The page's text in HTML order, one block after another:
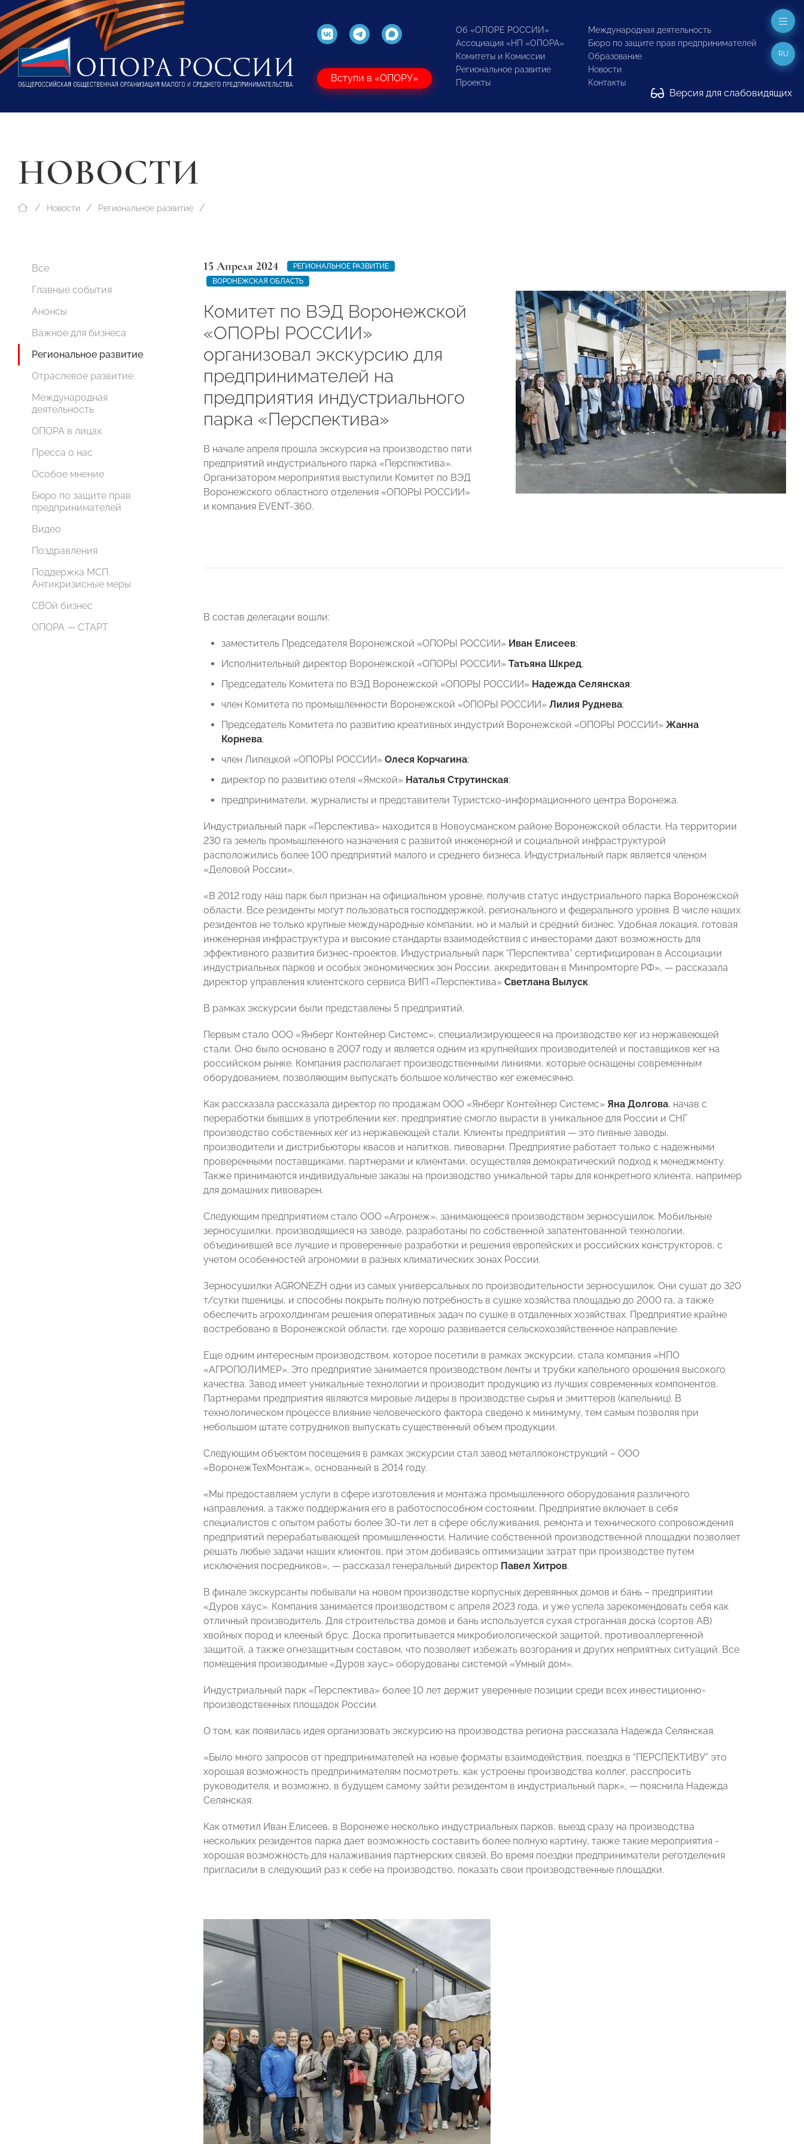
Вступи в «ОПОРУ»
Об «ОПОРЕ РОССИИ»
Ассоциация «НП «ОПОРА»
Комитеты и Комиссии
Региональное развитие
Проекты
Международная деятельность
Бюро по защите прав предпринимателей
Образование
Новости
Контакты
Версия для слабовидящих
RU
НОВОСТИ
Новости Региональное развитие
Все
Главные события
Анонсы
Важное для бизнеса
Региональное развитие
Отраслевое развитие
Международная
деятельность
ОПОРА в лицах
Пресса о нас
Особое мнение
Бюро по защите прав
предпринимателей
Видео
Поздравления
Поддержка МСП.
Антикризисные меры
СВОй бизнес
ОПОРА — СТАРТ
15 Апреля 2024
РЕГИОНАЛЬНОЕ РАЗВИТИЕ
ВОРОНЕЖСКАЯ ОБЛАСТЬ
Комитет по ВЭД Воронежской
«ОПОРЫ РОССИИ»
организовал экскурсию для
предпринимателей на
предприятия индустриального
парка «Перспектива»
В начале апреля прошла экскурсия на производство пяти
предприятий индустриального парка «Перспектива».
Организатором мероприятия выступили Комитет по ВЭД
Воронежского областного отделения «ОПОРЫ РОССИИ»
и компания EVENT-360.
В состав делегации вошли:
заместитель Председателя Воронежской «ОПОРЫ РОССИИ» Иван Елисеев;
Исполнительный директор Воронежской «ОПОРЫ РОССИИ» Татьяна Шкред;
Председатель Комитета по ВЭД Воронежской «ОПОРЫ РОССИИ» Надежда Селянская;
член Комитета по промышленности Воронежской «ОПОРЫ РОССИИ» Лилия Руднева;
Председатель Комитета по развитию креативных индустрий Воронежской «ОПОРЫ РОССИИ» Жанна
Корнева;
член Липецкой «ОПОРЫ РОССИИ» Олеся Корчагина;
директор по развитию отеля «Ямской» Наталья Струтинская;
предприниматели, журналисты и представители Туристско-информационного центра Воронежа.
Индустриальный парк «Перспектива» находится в Новоусманском районе Воронежской области. На территории
230 га земель промышленного назначения с развитой инженерной и социальной инфраструктурой
расположились более 100 предприятий малого и среднего бизнеса. Индустриальный парк является членом
«Деловой России».
«В 2012 году наш парк был признан на официальном уровне, получив статус индустриального парка Воронежской
области. Все резиденты могут пользоваться господдержкой, регионального и федерального уровня. В числе наших
резидентов не только крупные международные компании, но и малый и средний бизнес. Удобная локация, готовая
инженерная инфраструктура и высокие стандарты взаимодействия с инвесторами дают возможность для
эффективного развития бизнес-проектов. Индустриальный парк “Перспектива” сертифицирован в Ассоциации
индустриальных парков и особых экономических зон России, аккредитован в Минпромторге РФ», — рассказала
директор управления клиентского сервиса ВИП «Перспектива» Светлана Вылуск.
В рамках экскурсии были представлены 5 предприятий.
Первым стало ООО «Янберг Контейнер Системс», специализирующееся на производстве кег из нержавеющей
стали. Оно было основано в 2007 году и является одним из крупнейших производителей и поставщиков кег на
российском рынке. Компания располагает производственными линиями, которые оснащены современным
оборудованием, позволяющим выпускать большое количество кег ежемесячно.
Как рассказала рассказала директор по продажам ООО «Янберг Контейнер Системс» Яна Долгова, начав с
переработки бывших в употреблении кег, предприятие смогло вырасти в уникальное для России и СНГ
производство собственных кег из нержавеющей стали. Клиенты предприятия — это пивные заводы,
производители и дистрибьюторы квасов и напитков, пивоварни. Предприятие работает только с надежными
проверенными поставщиками, партнерами и клиентами, осуществляя демократический подход к менеджменту.
Также принимаются индивидуальные заказы на производство уникальной тары для конкретного клиента, например
для домашних пивоварен.
Следующим предприятием стало ООО «Агронеж», занимающееся производством зерносушилок. Мобильные
зерносушилки, производящиеся на заводе, разработаны по собственной запатентованной технологии,
объединившей все лучшие и проверенные разработки и решения европейских и российских конструкторов, с
учетом особенностей агрономии в разных климатических зонах России.
Зерносушилки AGRONEZH одни из самых универсальных по производительности зерносушилок. Они сушат до 320
т/сутки пшеницы, и способны покрыть полную потребность в сушке хозяйства площадью до 2000 га, а также
обеспечить агрохолдингам решения оперативных задач по сушке в отдаленных хозяйствах. Предприятие крайне
востребовано в Воронежской области, где хорошо развивается сельскохозяйственное направление.
Еще одним интересным производством, которое посетили в рамках экскурсии, стала компания «НПО
«АГРОПОЛИМЕР». Это предприятие занимается производством ленты и трубки капельного орошения высокого
качества. Завод имеет уникальные технологии и производит продукцию из лучших современных компонентов.
Партнерами предприятия являются мировые лидеры в производстве сырья и эмиттеров (капельниц). В
технологическом процессе влияние человеческого фактора сведено к минимуму, тем самым позволяя при
небольшом штате сотрудников выпускать существенный объем продукции.
Следующим объектом посещения в рамках экскурсии стал завод металлоконструкций – ООО
«ВоронежТехМонтаж», основанный в 2014 году.
«Мы предоставляем услуги в сфере изготовления и монтажа промышленного оборудования различного
направления, а также поддержания его в работоспособном состоянии. Предприятие включает в себя
специалистов с опытом работы более 30-ти лет в сфере обслуживания, ремонта и технического сопровождения
предприятий перерабатывающей промышленности. Наличие собственной производственной площадки позволяет
решать любые задачи наших клиентов, при этом добиваясь оптимизации затрат при производстве путем
исключения посредников», — рассказал генеральный директор Павел Хитров.
В финале экскурсанты побывали на новом производстве корпусных деревянных домов и бань – предприятии
«Дуров хаус». Компания занимается производством с апреля 2023 года, и уже успела зарекомендовать себя как
отличный производитель. Для строительства домов и бань используется сухая строганная доска (сортов АВ)
хвойных пород и клееный брус. Доска пропитывается микробиологической защитой, противоаллергенной
защитой, а также огнезащитным составом, что позволяет избежать возгорания и других неприятных ситуаций. Все
помещения производимые «Дуров хаус» оборудованы системой «Умный дом».
Индустриальный парк «Перспектива» более 10 лет держит уверенные позиции среди всех инвестиционно-
производственных площадок России.
О том, как появилась идея организовать экскурсию на производства региона рассказала Надежда Селянская.
«Было много запросов от предпринимателей на новые форматы взаимодействия, поездка в “ПЕРСПЕКТИВУ” это
хорошая возможность предпринимателям посмотреть, как устроены производства коллег, расспросить
руководителя, и возможно, в будущем самому зайти резидентом в индустриальный парк», — пояснила Надежда
Селянская.
Как отметил Иван Елисеев, в Воронеже несколько индустриальных парков, выезд сразу на производства
нескольких резидентов парка дает возможность составить более полную картину, также такие мероприятия -
хорошая возможность для налаживания партнерских связей. Во время поездки предприниматели реготделения
пригласили в следующий раз к себе на производство, показать свои производственные площадки.